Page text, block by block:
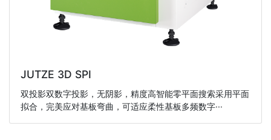
JUTZE 3D SPI
双投影双数字投影，无阴影，精度高智能零平面搜索采用平面
拟合，完美应对基板弯曲，可适应柔性基板多频数字···